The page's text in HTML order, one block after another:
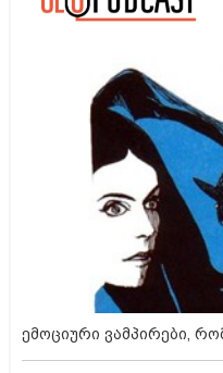
ემოციური ვამპირები,